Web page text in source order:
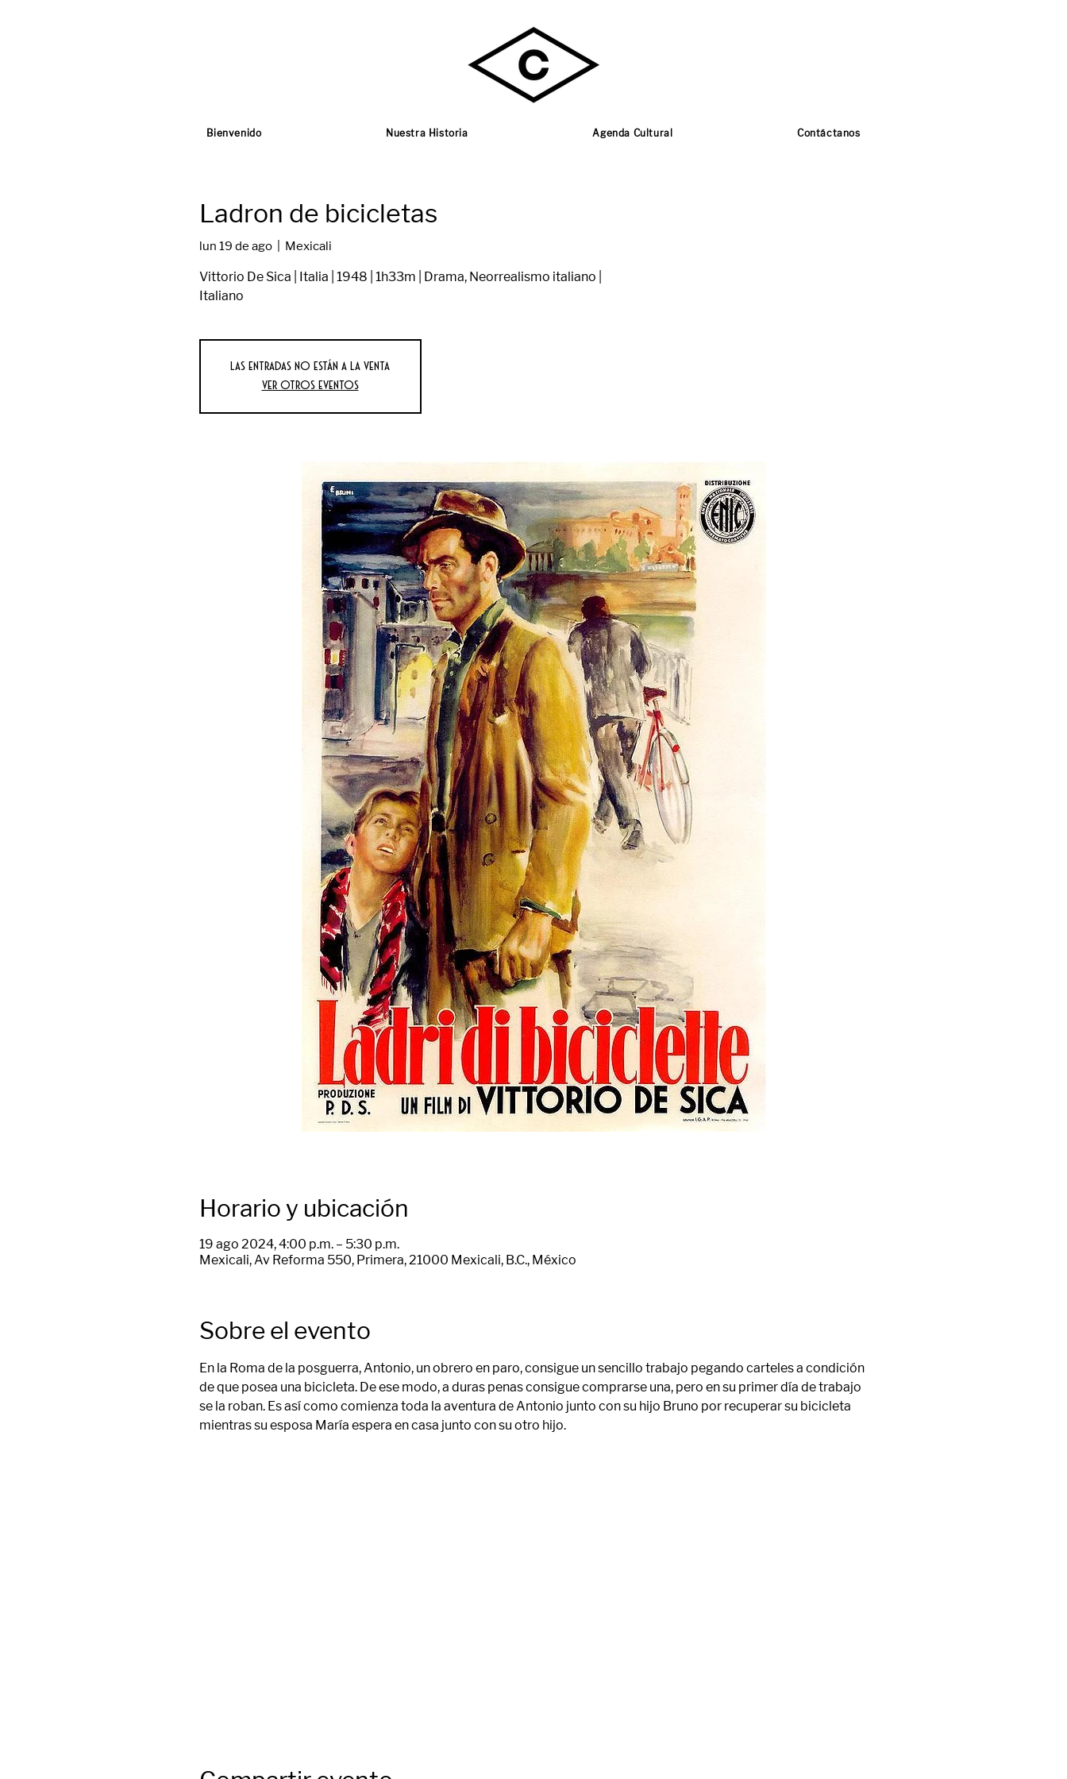
Bienvenido Nuestra Historia Agenda Cultural Contáctanos
Ladron de bicicletas
lun 19 de ago
  |
Mexicali
Vittorio De Sica | Italia | 1948 | 1h33m | Drama, Neorrealismo italiano |
Italiano
Las entradas no están a la venta
Ver otros eventos
Horario y ubicación
19 ago 2024, 4:00 p.m. – 5:30 p.m.
Mexicali, Av Reforma 550, Primera, 21000 Mexicali, B.C., México
Sobre el evento
En la Roma de la posguerra, Antonio, un obrero en paro, consigue un sencillo trabajo pegando carteles a condición
de que posea una bicicleta. De ese modo, a duras penas consigue comprarse una, pero en su primer día de trabajo
se la roban. Es así como comienza toda la aventura de Antonio junto con su hijo Bruno por recuperar su bicicleta
mientras su esposa María espera en casa junto con su otro hijo.